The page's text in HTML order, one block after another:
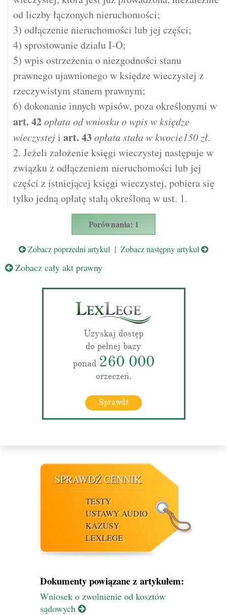
od liczby łączonych nieruchomości;
3) odłączenie nieruchomości lub jej części;
4) sprostowanie działu I-O;
5) wpis ostrzeżenia o niezgodności stanu
prawnego ujawnionego w księdze wieczystej z
rzeczywistym stanem prawnym;
6) dokonanie innych wpisów, poza określonymi w
art. 42opłata od wniosku o wpis w księdze
wieczysteji art. 43opłata stała w kwocie150 zł.
2. Jeżeli założenie księgi wieczystej następuje w
związku z odłączeniem nieruchomości lub jej
części z istniejącej księgi wieczystej, pobiera się
tylko jedną opłatę stałą określoną w ust. 1.
Porównania: 1
Zobacz poprzedni artykuł | Zobacz następny artykuł
Zobacz cały akt prawny
Uzyskaj dostęp
do pełnej bazy
ponad 260 000
orzeczeń.
Sprawdź
SPRAWDŹ CENNIK
TESTY
USTAWY AUDIO
KAZUSY
LEXLEGE
Dokumenty powiązane z artykułem:
Wniosek o zwolnienie od kosztów
sądowych